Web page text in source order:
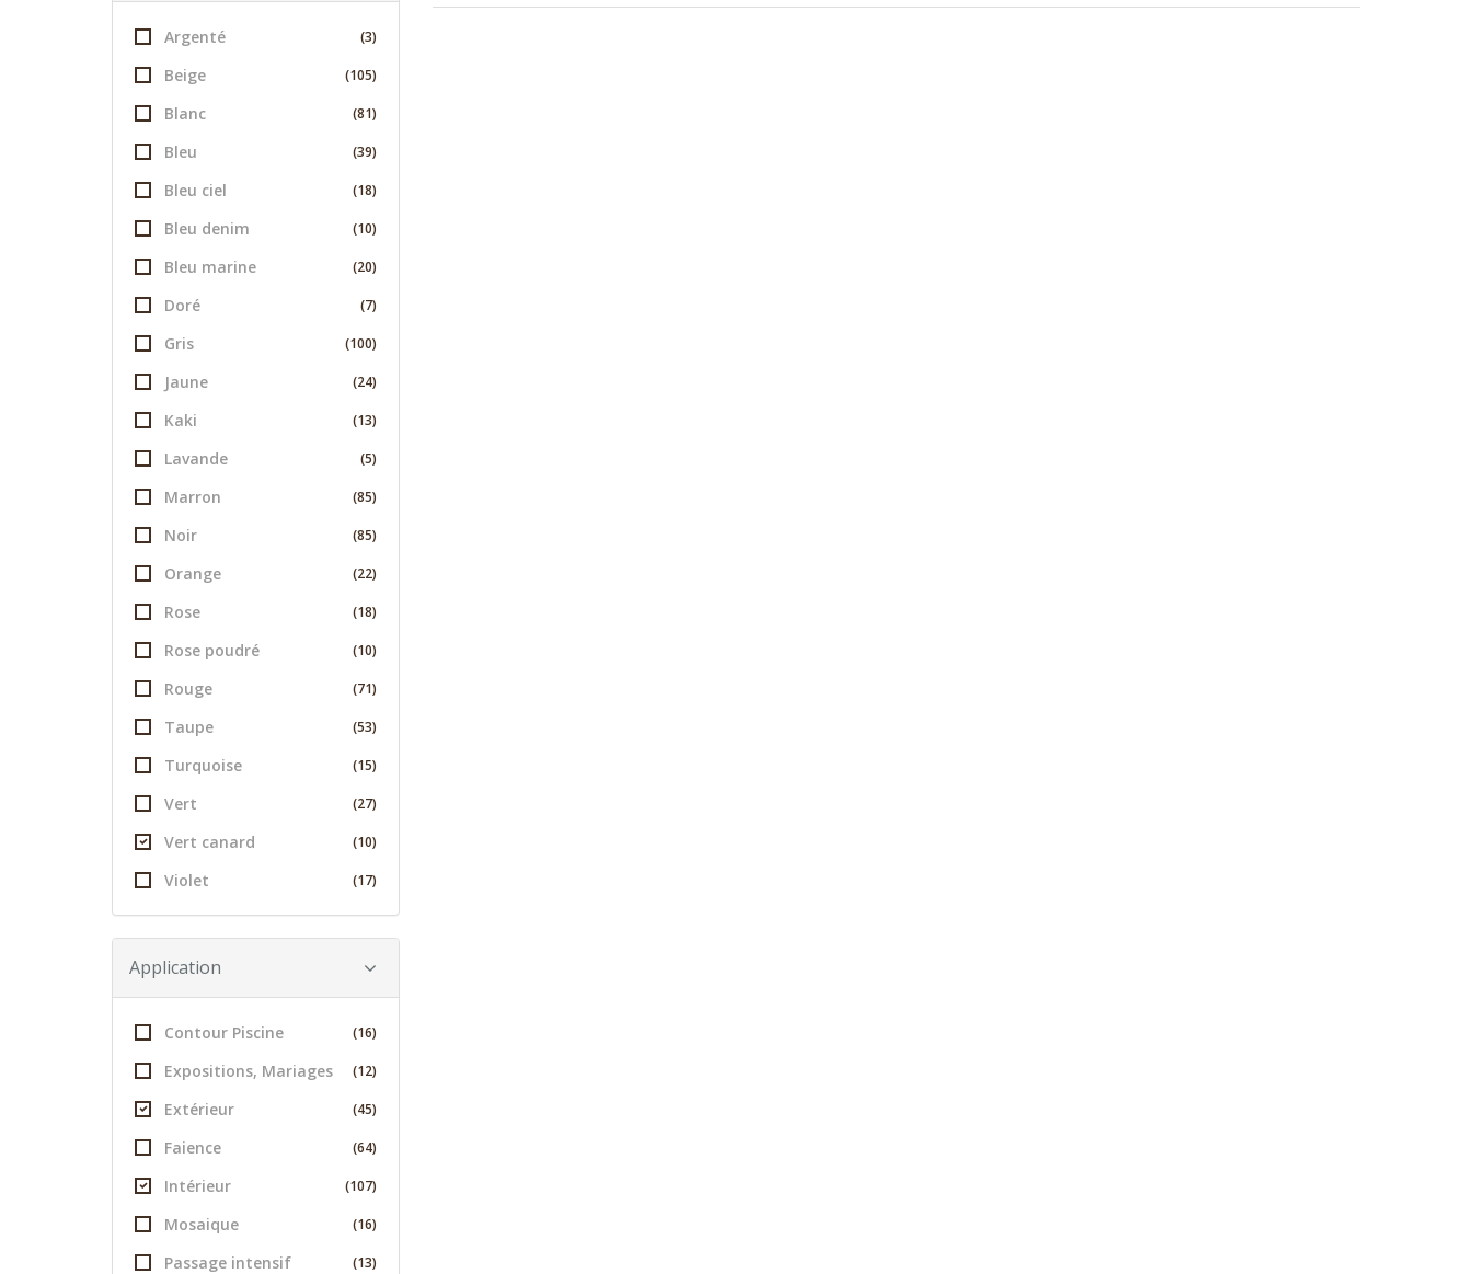
Argenté (3)
Beige (105)
Blanc (81)
Bleu (39)
Bleu ciel (18)
Bleu denim (10)
Bleu marine (20)
Doré (7)
Gris (100)
Jaune (24)
Kaki (13)
Lavande (5)
Marron (85)
Noir (85)
Orange (22)
Rose (18)
Rose poudré (10)
Rouge (71)
Taupe (53)
Turquoise (15)
Vert (27)
Vert canard (10)
Violet (17)
Application
Contour Piscine (16)
Expositions, Mariages (12)
Extérieur (45)
Faience (64)
Intérieur (107)
Mosaique (16)
Passage intensif (13)